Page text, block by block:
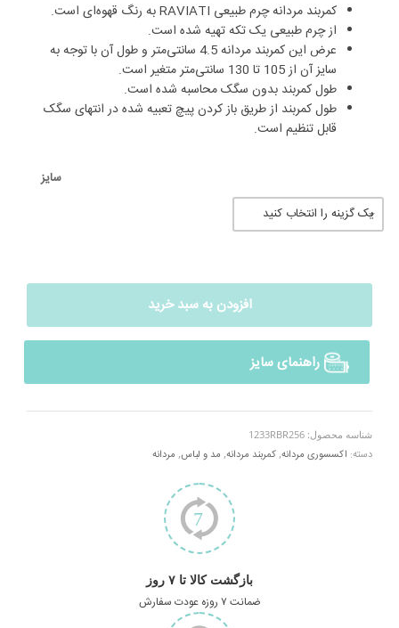
کمربند مردانه چرم طبیعی RAVIATI به رنگ قهوه‌ای است.
از چرم طبیعی یک تکه تهیه شده است.
عرض این کمربند مردانه 4.5 سانتی‌متر و طول آن با توجه به
سایز آن از 105 تا 130 سانتی‌متر متغیر است.
طول کمربند بدون سگک محاسبه شده است.
طول کمربند از طریق باز کردن پیچ تعبیه شده در انتهای سگک
قابل تنظیم است.
سایز
افزودن به سبد خرید
راهنمای سایز
شناسه محصول: 1233RBR256
دسته: اکسسوری مردانه,کمربند مردانه, مد و لباس, مردانه
بازگشت کالا تا ۷ روز
ضمانت ۷ روزه عودت سفارش